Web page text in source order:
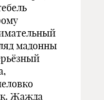
мадонны
Жажда